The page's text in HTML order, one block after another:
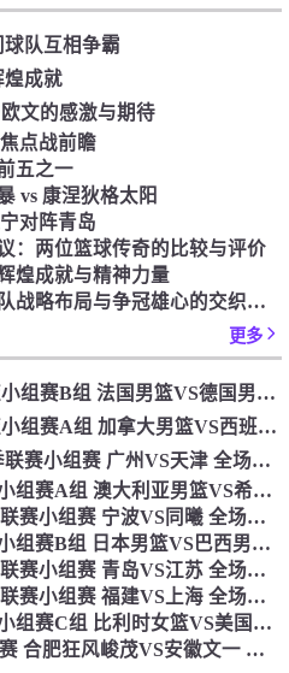
队互相争霸
煌成就
文的感激与期待
点战前瞻‌
五之一
vs 康涅狄格太阳
对阵青岛
：两位篮球传奇的比较与评价
煌成就与精神力量
揭秘库里亿元续约：勇士队战略布局与争冠雄心的交织之谜
更多
2024年08月03日奥运男篮小组赛B组 法国男篮VS德国男篮 全场录像
2024年08月03日奥运男篮小组赛A组 加拿大男篮VS西班牙男篮 全场录像
2024年08月02日CBA夏季联赛小组赛 广州VS天津 全场录像
2024年08月02日奥运男篮小组赛A组 澳大利亚男篮VS希腊男篮 全场录像
2024年08月02日CBA夏季联赛小组赛 宁波VS同曦 全场录像
2024年08月02日奥运男篮小组赛B组 日本男篮VS巴西男篮 全场录像
2024年08月02日CBA夏季联赛小组赛 青岛VS江苏 全场录像
2024年08月02日CBA夏季联赛小组赛 福建VS上海 全场录像
2024年08月02日奥运女篮小组赛C组 比利时女篮VS美国女篮 全场录像
2024年08月01日NBL常规赛 合肥狂风峻茂VS安徽文一 全场录像